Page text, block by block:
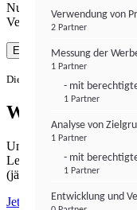
Nutzen Sie institutional-
Verwendung von
Einverstanden
Die Zustimmung ist jederzeit
Werbefrei lesen
Unabhängiger
Lesen Sie institutional-
(jährliche Abrechnung).
Jetzt abonnieren
Verwendung von
2 Partner
Messung der
1 Partner
- mit
1 Partner
Analyse von
1 Partner
- mit
1 Partner
Entwicklung und